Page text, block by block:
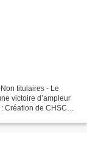
titulaires - Le
victoire d’ampleur
de CHSCT